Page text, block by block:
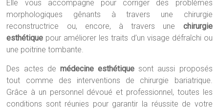
Elle vous accompagne pour corriger des problèmes
morphologiques gênants à travers une chirurgie
reconstructrice ou, encore, à travers une chirurgie
esthétique pour améliorer les traits d’un visage défraîchi ou
une poitrine tombante.
Des actes de médecine esthétique sont aussi proposés
tout comme des interventions de chirurgie bariatrique.
Grâce à un personnel dévoué et professionnel, toutes les
conditions sont réunies pour garantir la réussite de votre